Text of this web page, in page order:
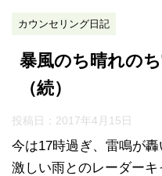
カウンセリング日記
暴風のち晴れの
（続）
投稿日： 2017年4月15日
今は17時過ぎ、雷鳴が
激しい雨とのレーダーキ